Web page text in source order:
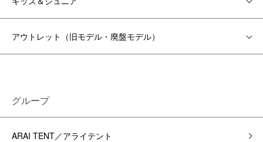
アウトレット（旧モデル・廃盤モデル）
グループ
ARAI TENT／アライテント